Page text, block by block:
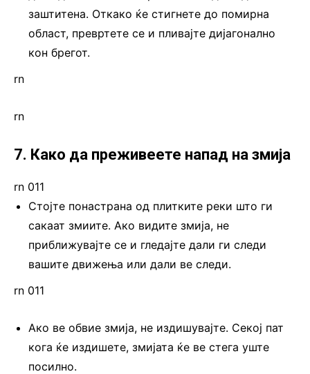
заштитена. Откако ќе стигнете до помирна
област, превртете се и пливајте дијагонално
кон брегот.
rn
rn
7. Како да преживеете напад на змија
rn 011
Стојте понастрана од плитките реки што ги
сакаат змиите. Ако видите змија, не
приближувајте се и гледајте дали ги следи
вашите движења или дали ве следи.
rn 011
Ако ве обвие змија, не издишувајте. Секој пат
кога ќе издишете, змијата ќе ве стега уште
посилно.